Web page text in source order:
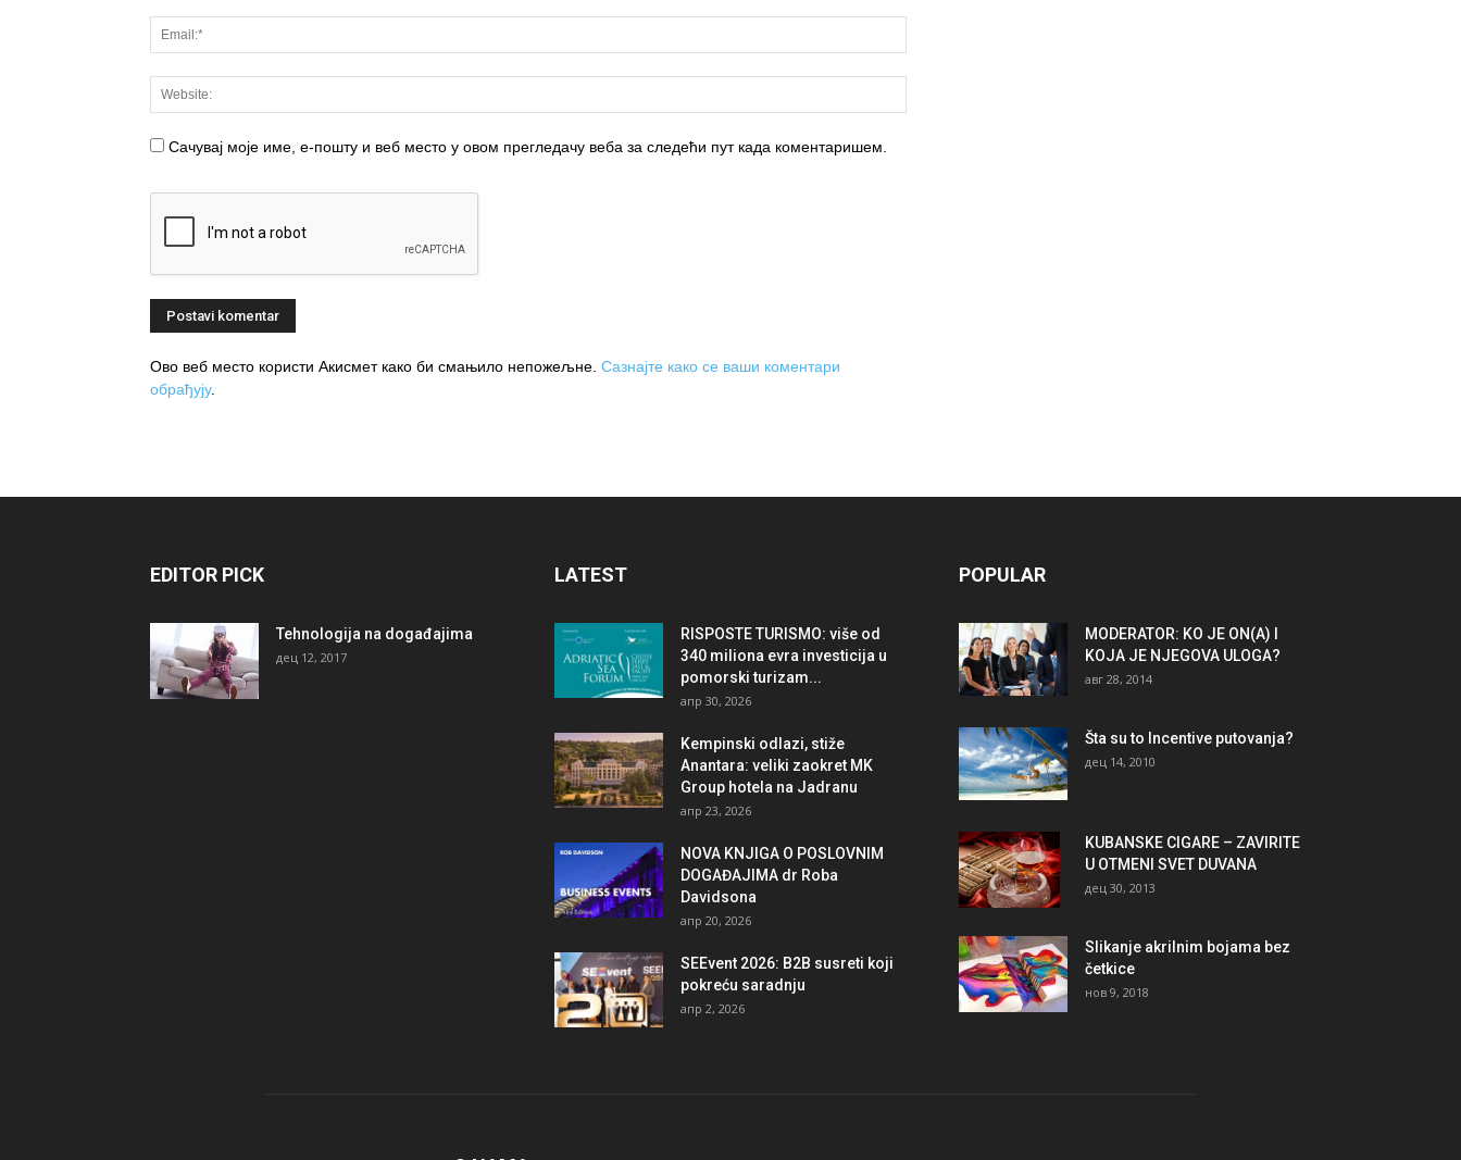
Сачувај моје име, е-пошту и веб место у овом прегледачу веба за следећи пут када коментаришем.
Ово веб место користи Акисмет како би смањило непожељне. Сазнајте како се ваши коментари
обрађују.
EDITOR PICK
Tehnologija na događajima
дец 12, 2017
LATEST
RISPOSTE TURISMO: više od
340 miliona evra investicija u
pomorski turizam...
апр 30, 2026
Kempinski odlazi, stiže
Anantara: veliki zaokret MK
Group hotela na Jadranu
апр 23, 2026
NOVA KNJIGA O POSLOVNIM
DOGAĐAJIMA dr Roba
Davidsona
апр 20, 2026
SEEvent 2026: B2B susreti koji
pokreću saradnju
апр 2, 2026
POPULAR
MODERATOR: KO JE ON(A) I
KOJA JE NJEGOVA ULOGA?
авг 28, 2014
Šta su to Incentive putovanja?
дец 14, 2010
KUBANSKE CIGARE – ZAVIRITE
U OTMENI SVET DUVANA
дец 30, 2013
Slikanje akrilnim bojama bez
četkice
нов 9, 2018